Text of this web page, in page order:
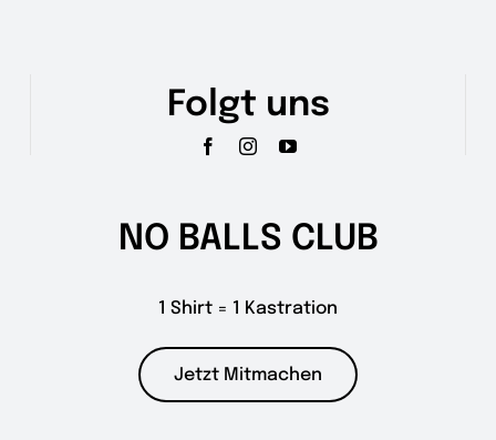
Folgt uns
NO BALLS CLUB
1 Shirt = 1 Kastration
Jetzt Mitmachen